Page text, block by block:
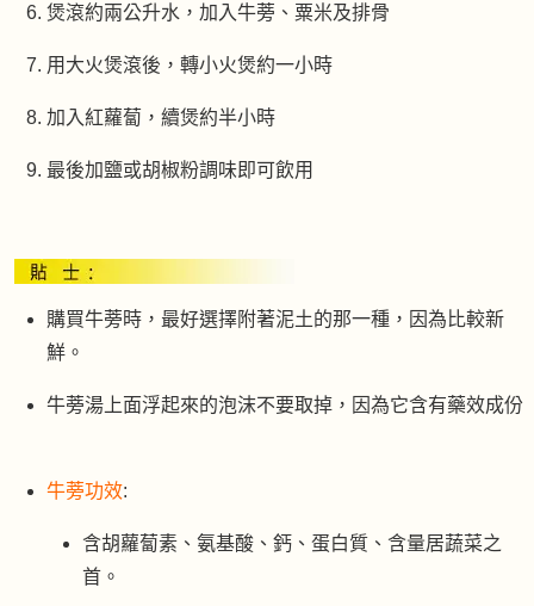
煲滾約兩公升水，加入牛蒡、粟米及排骨
用大火煲滾後，轉小火煲約一小時
加入紅蘿蔔，續煲約半小時
最後加鹽或胡椒粉調味即可飲用
購買牛蒡時，最好選擇附著泥土的那一種，因為比較新
鮮。
牛蒡湯上面浮起來的泡沫不要取掉，因為它含有藥效成份
牛蒡功效:
含胡蘿蔔素、氨基酸、鈣、蛋白質、含量居蔬菜之
首。